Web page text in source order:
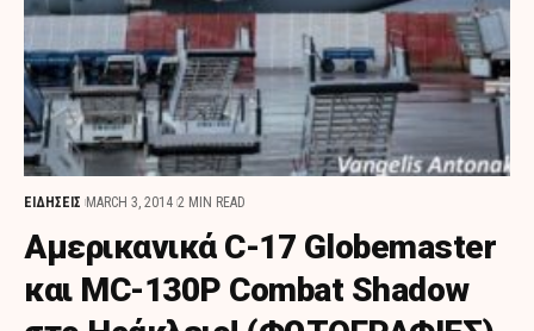
ΕΙΔΗΣΕΙΣ MARCH 3, 2014 2 MIN READ
Αμερικανικά C-17 Globemaster
και MC-130P Combat Shadow